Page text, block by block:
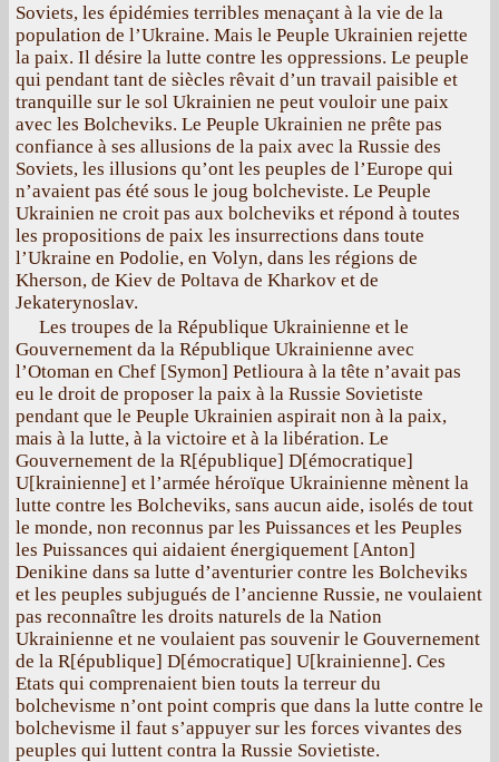
Soviets, les épidémies terribles menaçant à la vie de la
population de l’Ukraine. Mais le Peuple Ukrainien rejette
la paix. Il désire la lutte contre les oppressions. Le peuple
qui pendant tant de siècles rêvait d’un travail paisible et
tranquille sur le sol Ukrainien ne peut vouloir une paix
avec les Bolcheviks. Le Peuple Ukrainien ne prête pas
confiance à ses allusions de la paix avec la Russie des
Soviets, les illusions qu’ont les peuples de l’Europe qui
n’avaient pas été sous le joug bolcheviste. Le Peuple
Ukrainien ne croit pas aux bolcheviks et répond à toutes
les propositions de paix les insurrections dans toute
l’Ukraine en Podolie, en Volyn, dans les régions de
Kherson, de Kiev de Poltava de Kharkov et de
Jekaterynoslav.
Les troupes de la République Ukrainienne et le
Gouvernement da la République Ukrainienne avec
l’Otoman en Chef [Symon] Petlioura à la tête n’avait pas
eu le droit de proposer la paix à la Russie Sovietiste
pendant que le Peuple Ukrainien aspirait non à la paix,
mais à la lutte, à la victoire et à la libération. Le
Gouvernement de la R[épublique] D[émocratique]
U[krainienne] et l’armée héroïque Ukrainienne mènent la
lutte contre les Bolcheviks, sans aucun aide, isolés de tout
le monde, non reconnus par les Puissances et les Peuples
les Puissances qui aidaient énergiquement [Anton]
Denikine dans sa lutte d’aventurier contre les Bolcheviks
et les peuples subjugués de l’ancienne Russie, ne voulaient
pas reconnaître les droits naturels de la Nation
Ukrainienne et ne voulaient pas souvenir le Gouvernement
de la R[épublique] D[émocratique] U[krainienne]. Ces
Etats qui comprenaient bien touts la terreur du
bolchevisme n’ont point compris que dans la lutte contre le
bolchevisme il faut s’appuyer sur les forces vivantes des
peuples qui luttent contra la Russie Sovietiste.